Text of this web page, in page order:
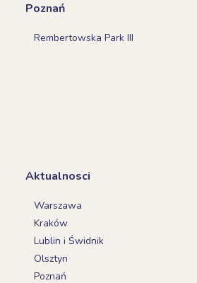
Poznań
Rembertowska Park III
Aktualnosci
Warszawa
Kraków
Lublin i Świdnik
Olsztyn
Poznań